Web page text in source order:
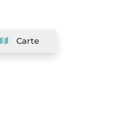
Carte